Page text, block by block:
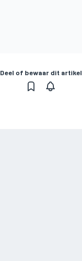
Deel of bewaar dit artikel